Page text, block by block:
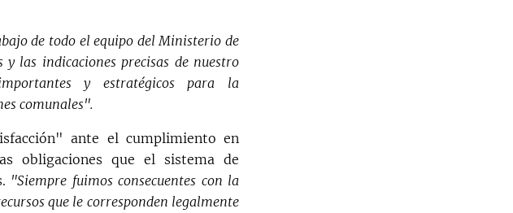
de todo el equipo del Ministerio de
las indicaciones precisas de nuestro
y estratégicos para la
comunales".
ante el cumplimiento en
obligaciones que el sistema de
"Siempre fuimos consecuentes con la
que le corresponden legalmente